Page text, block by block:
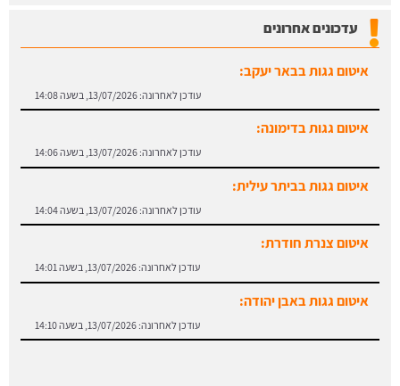
עדכונים אחרונים
איטום גגות בבאר יעקב:
עודכן לאחרונה: 13/07/2026, בשעה 14:08
איטום גגות בדימונה:
עודכן לאחרונה: 13/07/2026, בשעה 14:06
איטום גגות בביתר עילית:
עודכן לאחרונה: 13/07/2026, בשעה 14:04
איטום צנרת חודרת:
עודכן לאחרונה: 13/07/2026, בשעה 14:01
איטום גגות באבן יהודה:
עודכן לאחרונה: 13/07/2026, בשעה 14:10